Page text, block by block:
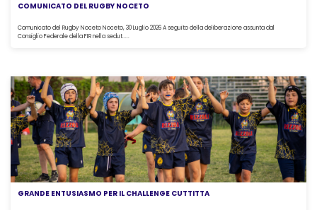
COMUNICATO DEL RUGBY NOCETO
Comunicato del Rugby Noceto Noceto, 30 Luglio 2026 A seguito della deliberazione assunta dal
Consiglio Federale della FIR nella sedut.....
GRANDE ENTUSIASMO PER IL CHALLENGE CUTTITTA